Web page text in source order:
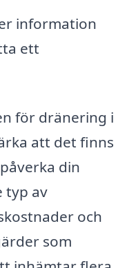
information
ett
för dränering i
att det finns
din
typ av
och
som